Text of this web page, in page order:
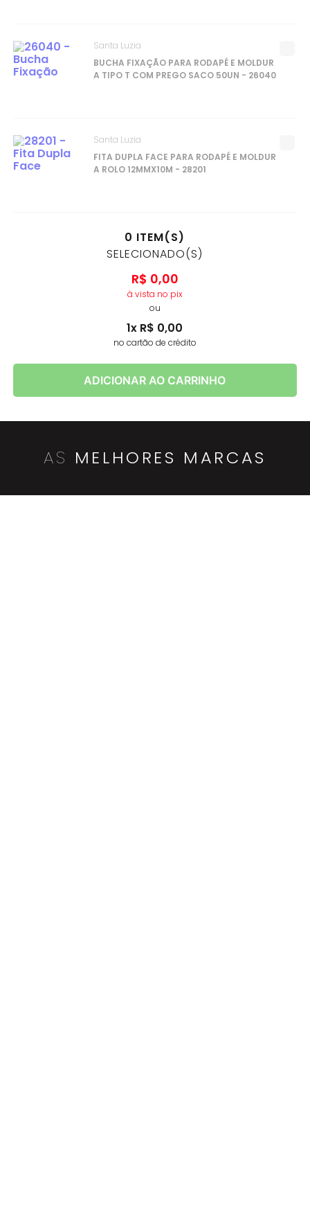
BUCHA FIXAÇÃO PARA RODAPÉ E MOLDUR
A TIPO T COM PREGO SACO 50UN - 26040
Santa Luzia
FITA DUPLA FACE PARA RODAPÉ E MOLDUR
A ROLO 12MMX10M - 28201
Santa Luzia
0 ITEM(S)
SELECIONADO(S)
R$ 0,00
à vista no pix
ou
1x R$ 0,00
no cartão de crédito
ADICIONAR AO CARRINHO
AS MELHORES MARCAS